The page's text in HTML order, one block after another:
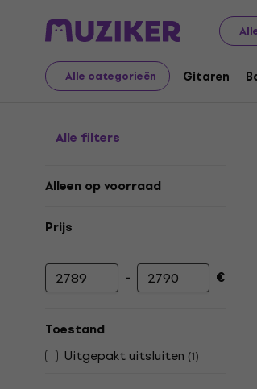
Alle categorieën Gitaren
Muziekinstrumenten
Mengpanelen
Alle filters
Alleen op voorraad
Prijs
Minimumprijs
- Maximumprijs
€
Toestand
Uitgepakt uitsluiten (1)